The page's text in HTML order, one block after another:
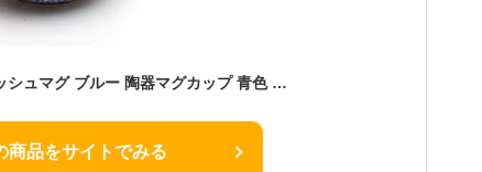
VENA ヴェナ ポーリッシュマグ ブルー 陶器マグカップ 青色 ポーランド陶器 ポーリッシュポタリー コップ ポーランド産 ポーランド土産 輸入
商品をサイトでみる